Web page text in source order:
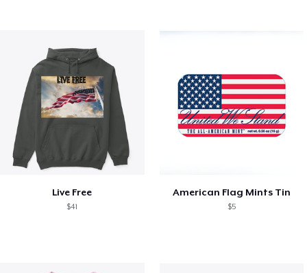
Live Free
$41
American Flag Mints Tin
$5